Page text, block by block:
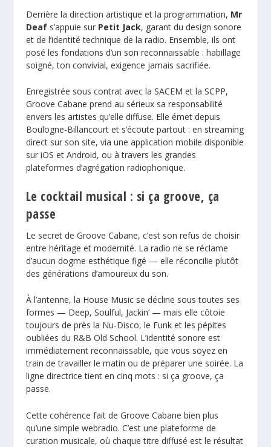
Derrière la direction artistique et la programmation, Mr
Deafs’appuie sur Petit Jack, garant du design sonore
et de l’identité technique de la radio. Ensemble, ils ont
posé les fondations d’un son reconnaissable : habillage
soigné, ton convivial, exigence jamais sacrifiée.
Enregistrée sous contrat avec la SACEM et la SCPP,
Groove Cabane prend au sérieux sa responsabilité
envers les artistes qu’elle diffuse. Elle émet depuis
Boulogne-Billancourt et s’écoute partout : en streaming
direct sur son site, via une application mobile disponible
sur iOS et Android, ou à travers les grandes
plateformes d’agrégation radiophonique.
Le cocktail musical : si ça groove, ça
passe
Le secret de Groove Cabane, c’est son refus de choisir
entre héritage et modernité. La radio ne se réclame
d’aucun dogme esthétique figé — elle réconcilie plutôt
des générations d’amoureux du son.
À l’antenne, la House Music se décline sous toutes ses
formes — Deep, Soulful, Jackin’ — mais elle côtoie
toujours de près la Nu-Disco, le Funk et les pépites
oubliées du R&B Old School. L’identité sonore est
immédiatement reconnaissable, que vous soyez en
train de travailler le matin ou de préparer une soirée. La
ligne directrice tient en cinq mots : si ça groove, ça
passe.
Cette cohérence fait de Groove Cabane bien plus
qu’une simple webradio. C’est une plateforme de
curation musicale, où chaque titre diffusé est le résultat